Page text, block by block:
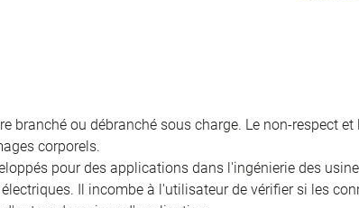
branché ou débranché sous charge. Le non-respect
corporels.
pour des applications dans l'ingénierie des
Il incombe à l'utilisateur de vérifier si les